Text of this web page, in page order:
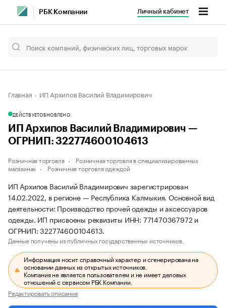
РБК Компании Личный кабинет
Главная ИП Архипов Василий Владимирович
ДЕЙСТВУЕТОБНОВЛЕНО
ИП Архипов Василий Владимирович —
ОГРНИП: 322774600104613
Розничная торговля
Розничная торговля в специализированных
магазинах
Розничная торговля одеждой
ИП Архипов Василий Владимирович зарегистрирован
14.02.2022, в регионе — Республика Калмыкия. Основной вид
деятельности: Производство прочей одежды и аксессуаров
одежды. ИП присвоены реквизиты ИНН: 771470367972 и
ОГРНИП: 322774600104613.
Данные получены из публичных государственных источников.
Информация носит справочный характер и сгенерирована на
основании данных из открытых источников.
Компания не является пользователем и не имеет деловых
отношений с сервисом РБК Компании.
Редактировать описание